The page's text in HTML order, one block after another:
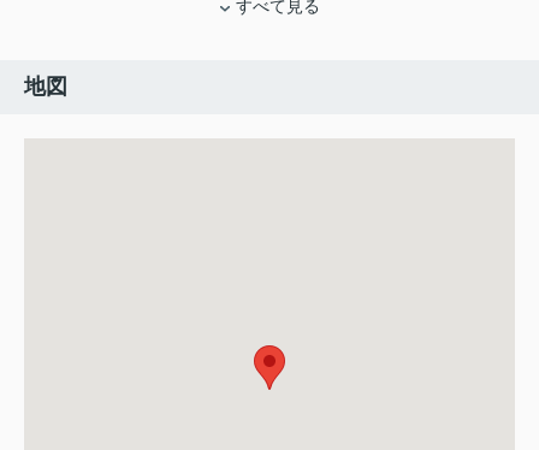
すべて見る
地図